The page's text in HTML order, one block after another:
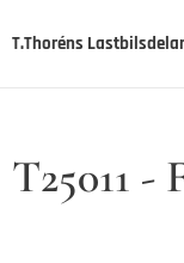
T.Thoréns
T25011 -